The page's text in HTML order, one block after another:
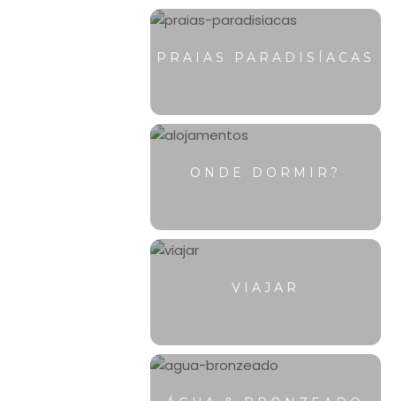
PRAIAS PARADISÍACAS
ONDE DORMIR?
VIAJAR